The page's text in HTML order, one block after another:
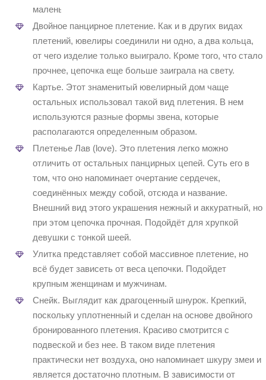
маленькими.
Двойное панцирное плетение. Как и в других видах
плетений, ювелиры соединили ни одно, а два кольца,
от чего изделие только выиграло. Кроме того, что стало
прочнее, цепочка еще больше заиграла на свету.
Картье. Этот знаменитый ювелирный дом чаще
остальных использовал такой вид плетения. В нем
используются разные формы звена, которые
располагаются определенным образом.
Плетенье Лав (love). Это плетения легко можно
отличить от остальных панцирных цепей. Суть его в
том, что оно напоминает очертание сердечек,
соединённых между собой, отсюда и название.
Внешний вид этого украшения нежный и аккуратный, но
при этом цепочка прочная. Подойдёт для хрупкой
девушки с тонкой шеей.
Улитка представляет собой массивное плетение, но
всё будет зависеть от веса цепочки. Подойдет
крупным женщинам и мужчинам.
Снейк. Выглядит как драгоценный шнурок. Крепкий,
поскольку уплотненный и сделан на основе двойного
бронированного плетения. Красиво смотрится с
подвеской и без нее. В таком виде плетения
практически нет воздуха, оно напоминает шкуру змеи и
является достаточно плотным. В зависимости от